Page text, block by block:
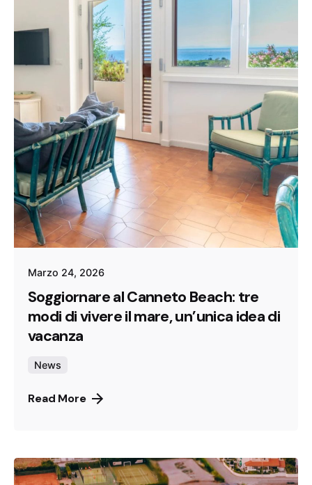
Marzo 24, 2026
Soggiornare al Canneto Beach: tre
modi di vivere il mare, un’unica idea di
vacanza
News
Read More